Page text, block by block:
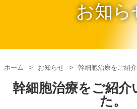
お知ら
ホーム お知らせ 幹細胞治療をご紹
幹細胞治療をご紹介
た。